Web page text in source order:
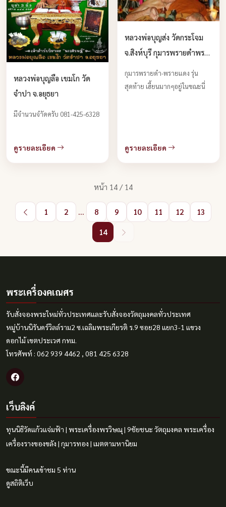
หลวงพ่อบุญลือ เขมโก วัด
จำปา จ.อยุธยา
มีจำนวนจำัดครับ 081-425-6328
ดูรายละเอียด
หลวงพ่อบุญส่ง วัดกระโจม
จ.สิงห์บุรี กุมารพรายดำพราย
แดง บูชาได้แล้ว
กุมารพรายดำ-พรายแดง รุ่น
สุดท้าย เฮี้ยนมากๆอยู่ในขณะนี่
ดูรายละเอียด
หน้า 14 / 14
1 2 8 9 10 11 12 13
14
พระเครื่องคเณศร
รับสั่งจองพระใหม่ทั่วประเทศและรับสั่งจองวัตถุมงคลทั่วประเทศ
หมู่บ้านนิรันดร์วิลล์ราม2 ซ.เฉลิมพระเกียรติ ร.9 ซอย28 แยก3-1 แขวง
ดอกไม้ เขตประเวศ กทม.
โทรศัพท์ : 062 939 4462 , 081 425 6328
เว็บลิงค์
ทุนนิธิวัดแก้วแจ่มฟ้า | พระเครื่องพรวิษณุ| 9ชัยชนะ วัตถุมงคล พระเครื่อง
เครื่องรางของขลัง | กุมารทอง | เมตตามหานิยม
ขณะนี้มีคนเข้าชม 5 ท่าน
ดูสถิติเว็บ